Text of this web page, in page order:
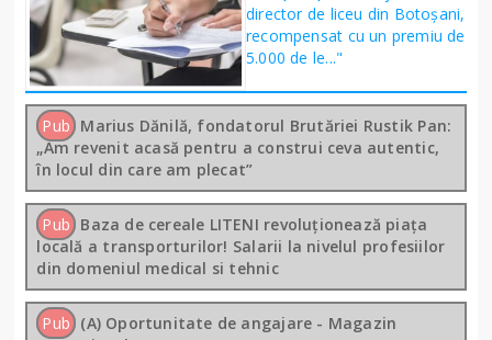
director de liceu din Botoșani,
recompensat cu un premiu de
5.000 de le..."
Pub Marius Dănilă, fondatorul Brutăriei Rustik Pan:
„Am revenit acasă pentru a construi ceva autentic,
în locul din care am plecat”
Pub Baza de cereale LITENI revoluționează piața
locală a transporturilor! Salarii la nivelul profesiilor
din domeniul medical si tehnic
Pub (A) Oportunitate de angajare - Magazin